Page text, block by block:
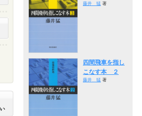
藤井 猛 著
四間飛車を指し
こなす本 ２
藤井 猛 著